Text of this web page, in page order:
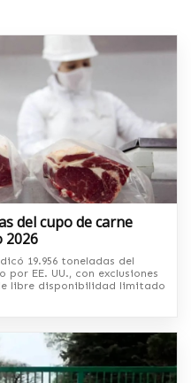
del cupo de carne
2026
19.956 toneladas del
EE. UU., con exclusiones
libre disponibilidad limitado